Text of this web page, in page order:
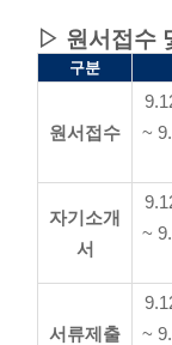
▷ 원서접수
구분
원서접수
~
자기소개
서
~
서류제출
~